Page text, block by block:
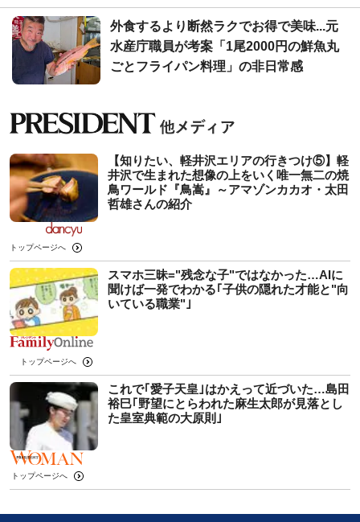
外食するより断然ラクでお得で美味...元
水産庁職員が考案「1尾2000円の鮮魚丸
ごとフライパン料理」の非日常感
【知りたい、軽井沢エリアの行きつけ⑤】軽
井沢で生まれた想像の上をいく唯一無二の焼
鳥ワールド『鳥嵩』～アマゾンカカオ・太田
哲雄さんの紹介
トップページへ
スマホ三昧="残念な子"ではなかった…AIに
聞けば一発でわかる｢子供の隠れた才能と"向
いている職業"｣
トップページへ
これで｢愛子天皇｣はかえって近づいた…島田
裕巳｢野望にとらわれた麻生太郎が見落とし
た皇室典範の大原則｣
トップページへ